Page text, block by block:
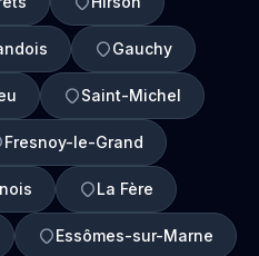
Gauchy
Saint-Michel
Fresnoy-le-Grand
La Fère
Essômes-sur-Marne